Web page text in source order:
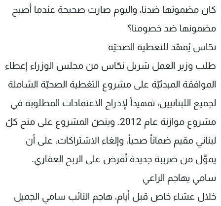
كان مضمونها ضدنا، واليوم صارت صحيحة عندما أصبح
مضمونها ضد خصومنا؟
نحّاس يُمهّد للتغطية الصحيّة
طلب وزير العمل شربل نحّاس من مجلس الوزراء إعطاء
الموافقة المبدئيّة على مشروع التغطية الصحيّة الشاملة
لجميع اللبنانيين، تمهيداً لإدراج الاعتمادات المطلوبة في
مشروع موازنة عام 2012. وينصّ المشروع على منح كلّ
لبناني مقيم ضماناً صحياً، وإلغاء الاشتراكات، على أن
يموَّل من ضريبة جديدة تُفرض على الربح العقاري.
سامي يهاجم الراعي
خلال عشاء خاص قبل أيام، هاجم النائب سامي الجميل